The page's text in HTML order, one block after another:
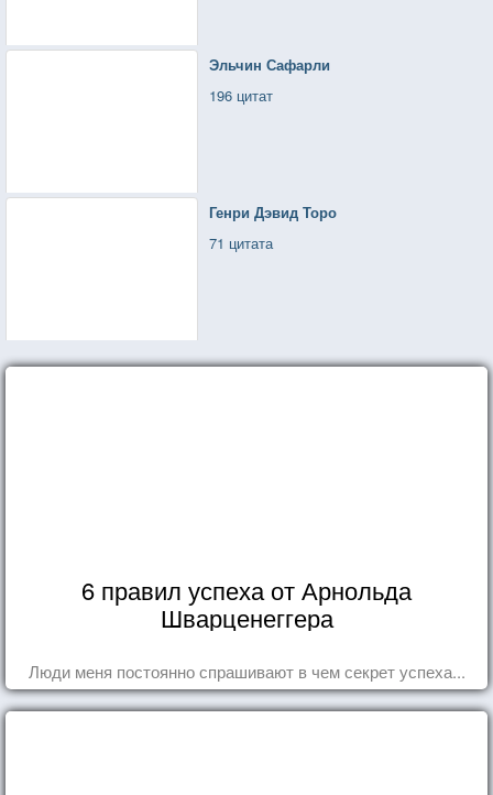
Эльчин Сафарли
196 цитат
Генри Дэвид Торо
71 цитата
6 правил успеха от Арнольда
Шварценеггера
Люди меня постоянно спрашивают в чем секрет успеха...